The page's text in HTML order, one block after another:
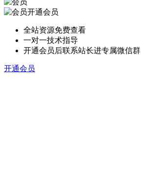
开通会员
全站资源免费查看
一对一技术指导
开通会员后联系站长进专属微信群
开通会员